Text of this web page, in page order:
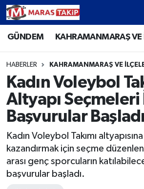
GÜNDEM KAHRAMANMARAŞ VE
HABERLER KAHRAMANMARAŞ VE
Kadın Voleybol
Altyapı Seçmeleri
Başvurular Başladı
Kadın Voleybol Takımı
kazandırmak için seçme
arası genç sporcuların
başvurular başladı.
Kahramanmaraş Nöbetçi
Kahramanmaraş Hava
Kahramanmaraş Namaz
Kahramanmaraş Trafik
Süper Lig Puan Durumu ve
Tüm Manşetler